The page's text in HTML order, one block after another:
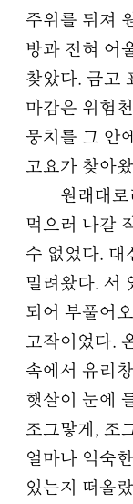
주위를 뒤져
방과 전혀 어
찾았다. 금고
마감은 위험
뭉치를 그 안
고요가 찾아
원래대로
먹으러 나갈
수 없었다. 대
밀려왔다. 서
되어 부풀어
고작이었다.
속에서 유리
햇살이 눈에
조그맣게, 조
얼마나 익숙
있는지 떠올